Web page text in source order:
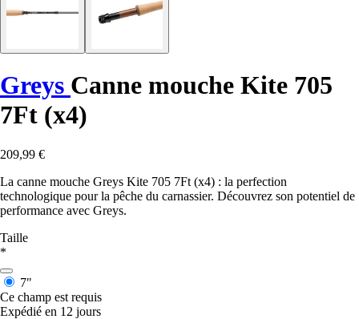
Greys Canne mouche Kite 705
7Ft (x4)
209,99 €
La canne mouche Greys Kite 705 7Ft (x4) : la perfection
technologique pour la pêche du carnassier. Découvrez son potentiel de
performance avec Greys.
Taille
*
7"
Ce champ est requis
Expédié en 12 jours